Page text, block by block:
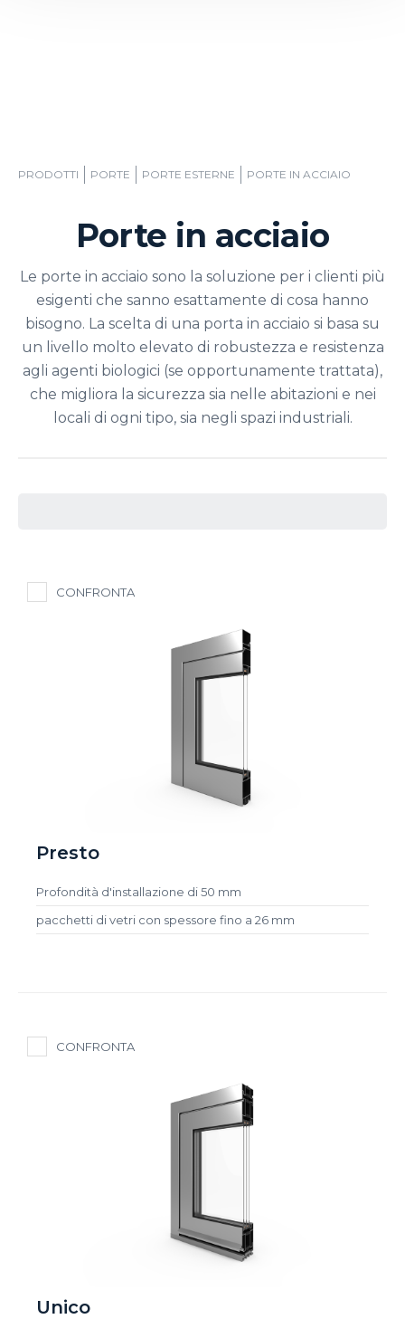
PRODOTTI PORTE PORTE ESTERNE PORTE IN ACCIAIO
Porte in acciaio
Le porte in acciaio sono la soluzione per i clienti più
esigenti che sanno esattamente di cosa hanno
bisogno. La scelta di una porta in acciaio si basa su
un livello molto elevato di robustezza e resistenza
agli agenti biologici (se opportunamente trattata),
che migliora la sicurezza sia nelle abitazioni e nei
locali di ogni tipo, sia negli spazi industriali.
CONFRONTA
Presto
Profondità d'installazione di 50 mm
pacchetti di vetri con spessore fino a 26 mm
CONFRONTA
Unico